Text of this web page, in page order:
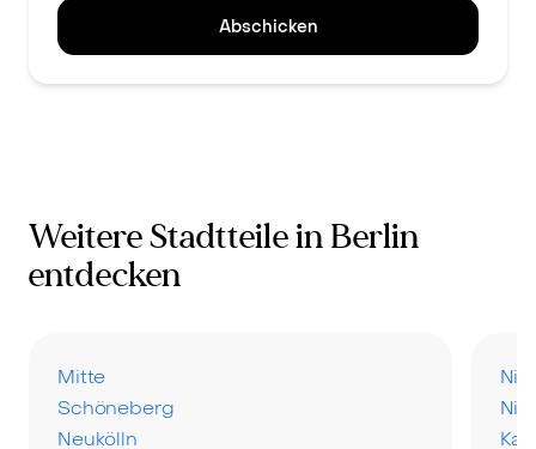
Abschicken
Weitere Stadtteile in Berlin
entdecken
Mitte
Schöneberg
Neukölln